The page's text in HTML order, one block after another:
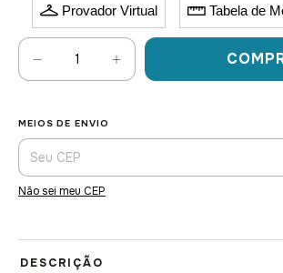
Provador Virtual Tabela de
Entregas para o CEP:
MEIOS DE ENVIO
Não sei meu CEP
DESCRIÇÃO